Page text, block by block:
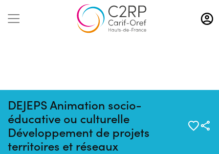
Aller
au
contenu
DEJEPS Animation socio-
éducative ou culturelle
Développement de projets
territoires et réseaux
Pas de session programmée en
ce moment